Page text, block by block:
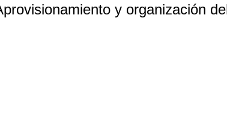
y organización